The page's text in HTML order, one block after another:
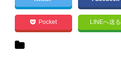
Pocket LINEへ送る